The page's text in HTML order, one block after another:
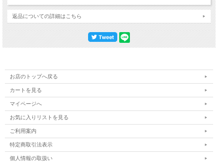
返品についての詳細はこちら
お店のトップへ戻る
カートを見る
マイページへ
お気に入りリストを見る
ご利用案内
特定商取引法表示
個人情報の取扱い